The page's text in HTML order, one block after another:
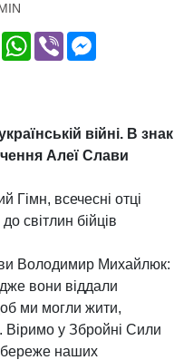
Email WhatsApp
Viber
війні. В знак
Алеї Слави
всечесні отці
світлин бійців
Володимир Михайлюк:
вони віддали
ми могли жити,
Віримо у Збройні Сили
береже наших